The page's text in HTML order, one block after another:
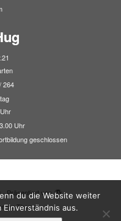
264
Uhr
geschlossen
·Präsentiert von
·
Theme·
du die Website weiter
aus.